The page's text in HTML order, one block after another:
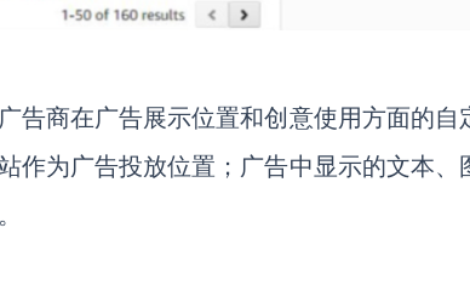
告商在广告展示位置和创意使用方面的
作为广告投放位置；广告中显示的文本